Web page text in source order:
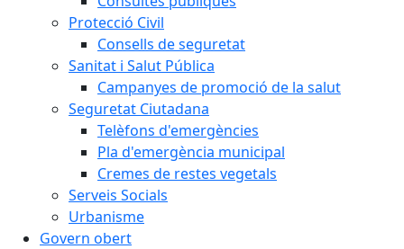
Protecció Civil
Consells de seguretat
Sanitat i Salut Pública
Campanyes de promoció de la salut
Seguretat Ciutadana
Telèfons d'emergències
Pla d'emergència municipal
Cremes de restes vegetals
Serveis Socials
Urbanisme
Govern obert